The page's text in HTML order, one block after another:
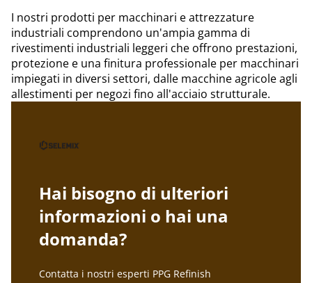
I nostri prodotti per macchinari e attrezzature
industriali comprendono un'ampia gamma di
rivestimenti industriali leggeri che offrono prestazioni,
protezione e una finitura professionale per macchinari
impiegati in diversi settori, dalle macchine agricole agli
allestimenti per negozi fino all'acciaio strutturale.
Hai bisogno di ulteriori
informazioni o hai una
domanda?
Contatta i nostri esperti PPG Refinish